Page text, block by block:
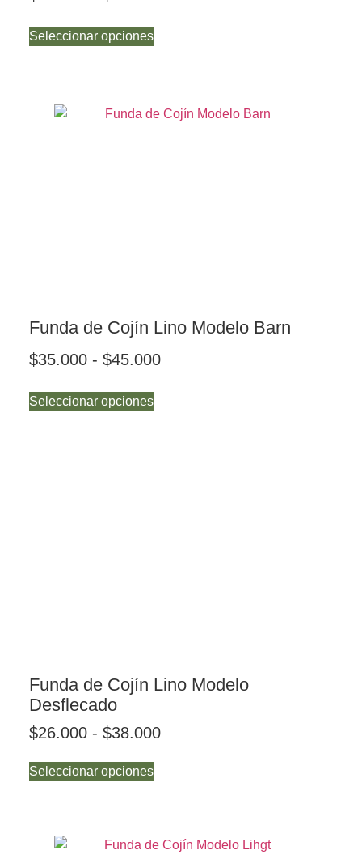
Seleccionar opciones
Funda de Cojín Lino Modelo Barn
$35.000 - $45.000
Seleccionar opciones
Funda de Cojín Lino Modelo
Desflecado
$26.000 - $38.000
Seleccionar opciones